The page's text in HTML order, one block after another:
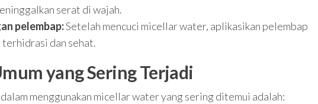
serat di wajah.
pelembap:Setelah mencuci micellar water, aplikasikan pelembap
dan sehat.
yang Sering Terjadi
menggunakan micellar water yang sering ditemui adalah: